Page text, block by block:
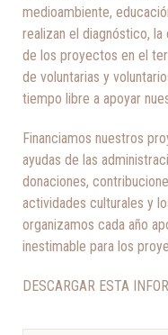
medioambiente,
realizan el diagnóstico, la
de los proyectos en el
de voluntarias y
tiempo libre a apoyar
Financiamos nuestros
ayudas de las
donaciones,
actividades culturales y
organizamos cada año
inestimable para los
DESCARGAR ESTA